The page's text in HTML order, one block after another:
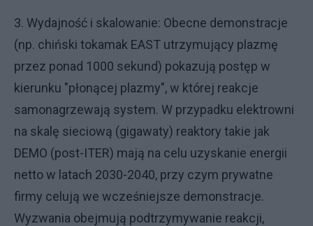
3. Wydajność i skalowanie: Obecne demonstracje
(np. chiński tokamak EAST utrzymujący plazmę
przez ponad 1000 sekund) pokazują postęp w
kierunku "płonącej plazmy", w której reakcje
samonagrzewają system. W przypadku elektrowni
na skalę sieciową (gigawaty) reaktory takie jak
DEMO (post-ITER) mają na celu uzyskanie energii
netto w latach 2030-2040, przy czym prywatne
firmy celują we wcześniejsze demonstracje.
Wyzwania obejmują podtrzymywanie reakcji,